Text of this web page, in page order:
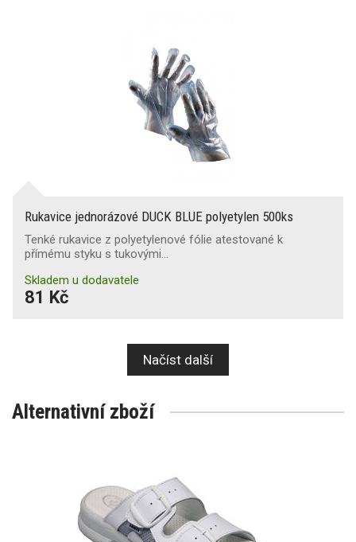
Rukavice jednorázové DUCK BLUE polyetylen 500ks
Tenké rukavice z polyetylenové fólie atestované k
přímému styku s tukovými…
Skladem u dodavatele
81 Kč
Načíst další
Alternativní zboží